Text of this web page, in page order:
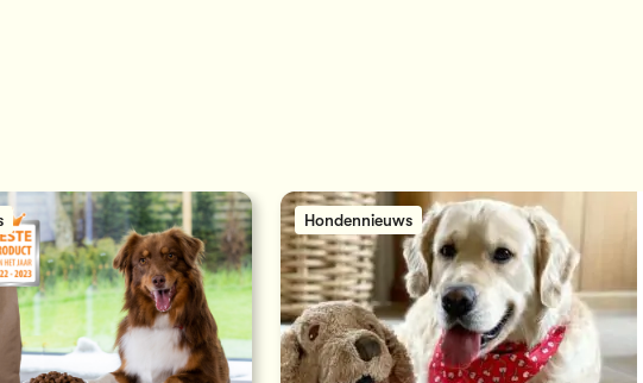
Hondennieuws